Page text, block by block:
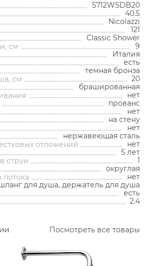
комнаты
Аксессуары
Мыльницы
Стаканы
Ершики
Крючки
и корзины
для полотенец
Гарнитуры
под раковину
Зеркала
для раковины
раковины встраиваемые
Раковины чаши
Унитазы
Инсталляции
Ванны
Душевые ограждения
Душ
для душа и ванны
для душа и ванны
стойки
души
гарнитуры
Мойки и аксессуары
Кухонные мойки
Трапы и сливы
Трапы линейные
5712WSDB20
40.5
Nicolazzi
121
Classic Shower
см
9
Италия
есть
темная бронза
см
20
брашированная
нет
прованс
нет
на стену
нет
нержавеющая сталь
отложений
нет
5 лет
струи
1
округлая
потока
нет
для душа, держатель для душа
есть
2.4
Посмотреть все товары